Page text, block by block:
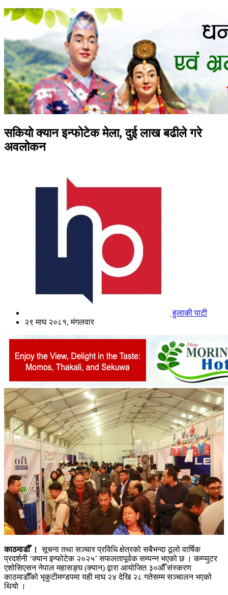
सकियो क्यान इन्फोटेक मेला, दुई लाख बढीले गरे
अवलोकन
हुलाकी पाटी
२९ माघ २०८१, मंगलवार
काठमाडौँ । सूचना तथा सञ्चार प्रविधि क्षेत्रको सबैभन्दा ठूलो वार्षिक
प्रदर्शनी ‘क्यान इन्फोटेक २०२५’ सफलतापूर्वक सम्पन्न भएको छ । कम्प्युटर
एशोसिएसन नेपाल महासङ्घ (क्यान) द्वारा आयोजित ३०औँ संस्करण
काठमाडौँको भृकुटीमण्डपमा यही माघ २४ देखि २८ गतेसम्म सञ्चालन भएको
थियो ।